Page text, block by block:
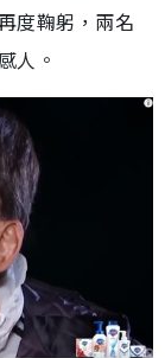
度鞠躬，兩名
人。